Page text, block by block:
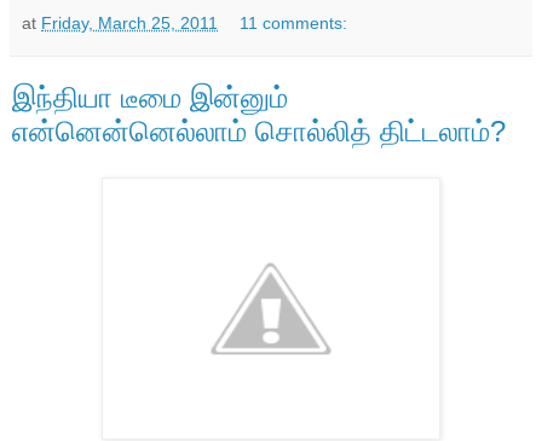
at Friday, March 25, 2011 11 comments:
இந்தியா டீமை இன்னும்
என்னென்னெல்லாம் சொல்லித் திட்டலாம்?